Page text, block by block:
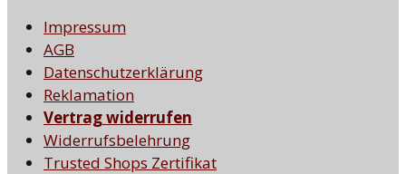
Impressum
AGB
Datenschutzerklärung
Reklamation
Vertrag widerrufen
Widerrufsbelehrung
Trusted Shops Zertifikat